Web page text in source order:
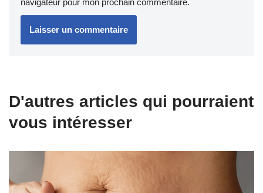
navigateur pour mon prochain commentaire.
D'autres articles qui pourraient
vous intéresser